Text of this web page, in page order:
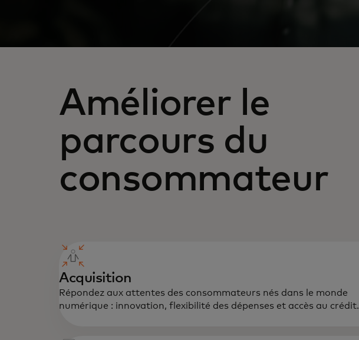
Améliorer le
parcours du
consommateur
Acquisition
Répondez aux attentes des consommateurs nés dans le monde
numérique : innovation, flexibilité des dépenses et accès au crédit.